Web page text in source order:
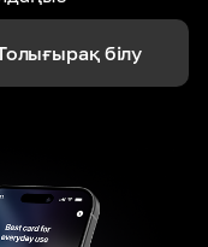
білу